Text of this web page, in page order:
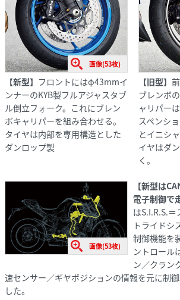
画像(53枚)
【新型】 フロントにはφ43mmイ
ンナーのKYB製フルアジャスタブ
ル倒立フォーク。これにブレン
ボキャリパーを組み合わせる。
タイヤは内部を専用構造とした
ダンロップ製
【旧型】
ブレンボ
ャリパー
スペンシ
とイニシ
イヤはダ
く。
画像(53枚)
【新型は
電子制御で
はS.I.R.S.
トライドシ
制御機能を
ントロール
ン／クラン
速センサー／ギヤポジションの情報を元に制
した。